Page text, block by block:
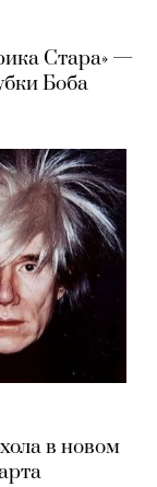
Стара» —
Боба
в новом